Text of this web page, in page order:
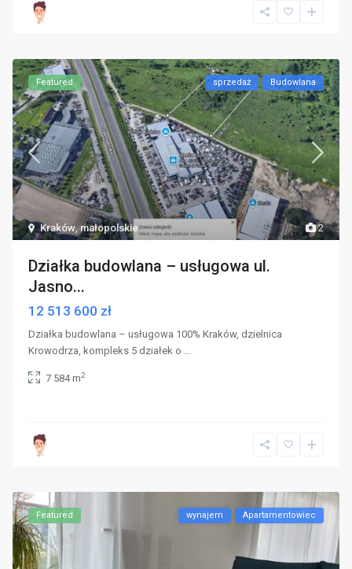
2
Kraków,małopolskie
Featured sprzedaż Budowlana
Działka budowlana – usługowa ul.
Jasno...
12 513 600 zł
Działka budowlana – usługowa 100% Kraków, dzielnica
Krowodrza, kompleks 5 działek o ...
7 584 m2
Featured wynajem Apartamentowiec